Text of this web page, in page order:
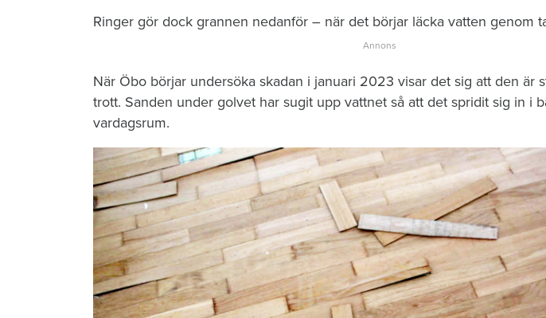
Ringer gör dock grannen nedanför – när det börjar läcka vatten genom
När Öbo börjar undersöka skadan i januari 2023 visar det sig att den är
trott. Sanden under golvet har sugit upp vattnet så att det spridit sig in i
vardagsrum.